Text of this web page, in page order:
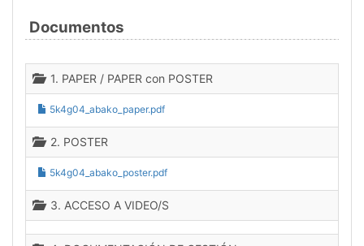
Documentos
1. PAPER / PAPER con POSTER
5k4g04_abako_paper.pdf
2. POSTER
5k4g04_abako_poster.pdf
3. ACCESO A VIDEO/S